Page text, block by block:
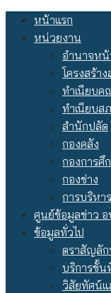
Skip หน้าแรก
หน่วยงาน
อำนาจห
โครงสร้า
ทำเนียบค
ทำเนียบส
สำนักปลัด
กองคลัง
กองการศึ
กองช่าง
การบริหา
ศูนย์ข้อมูลข่าว อ
ข้อมูลทั่วไป
ตราสัญลั
บริการขั้
วิสัยทัศน์